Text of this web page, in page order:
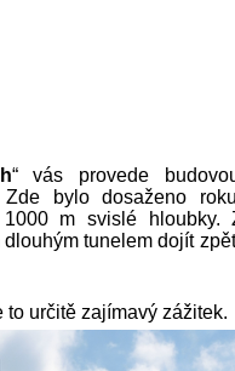
“ vás provede
bylo dosaženo
m svislé hloubky.
tunelem dojít
to určitě zajímavý zážitek.